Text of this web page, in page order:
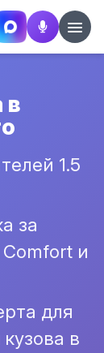
в
1.5
за
и
для
в